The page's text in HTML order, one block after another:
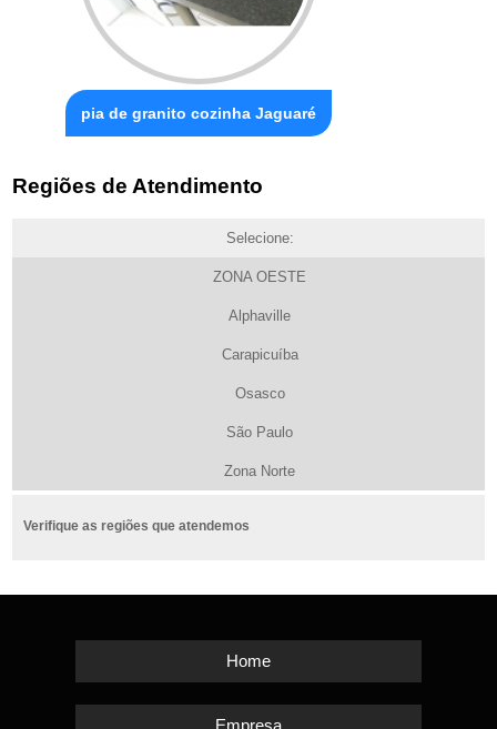
pia de granito cozinha Jaguaré
Regiões de Atendimento
Selecione:
ZONA OESTE
Alphaville
Carapicuíba
Osasco
São Paulo
Zona Norte
Verifique as regiões que atendemos
Home